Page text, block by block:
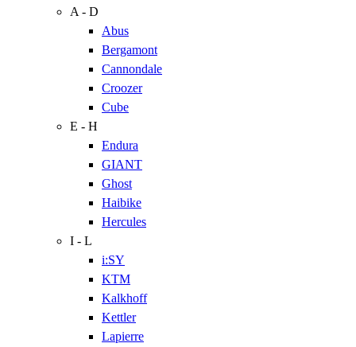
A - D
Abus
Bergamont
Cannondale
Croozer
Cube
E - H
Endura
GIANT
Ghost
Haibike
Hercules
I - L
i:SY
KTM
Kalkhoff
Kettler
Lapierre